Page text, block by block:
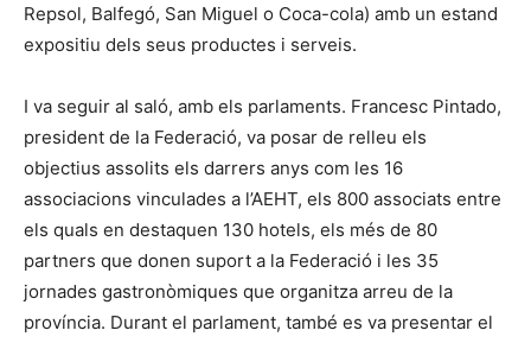
Repsol, Balfegó, San Miguel o Coca-cola) amb un estand
expositiu dels seus productes i serveis.
I va seguir al saló, amb els parlaments. Francesc Pintado,
president de la Federació, va posar de relleu els
objectius assolits els darrers anys com les 16
associacions vinculades a l’AEHT, els 800 associats entre
els quals en destaquen 130 hotels, els més de 80
partners que donen suport a la Federació i les 35
jornades gastronòmiques que organitza arreu de la
província. Durant el parlament, també es va presentar el